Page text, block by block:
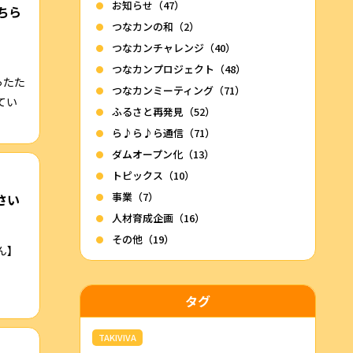
ら
た
い
い
お知らせ（47）
つなカンの和（2）
つなカンチャレンジ（40）
つなカンプロジェクト（48）
つなカンミーティング（71）
ふるさと再発見（52）
ら♪ら♪ら通信（71）
ダムオープン化（13）
トピックス（10）
事業（7）
人材育成企画（16）
その他（19）
タグ
TAKIVIVA